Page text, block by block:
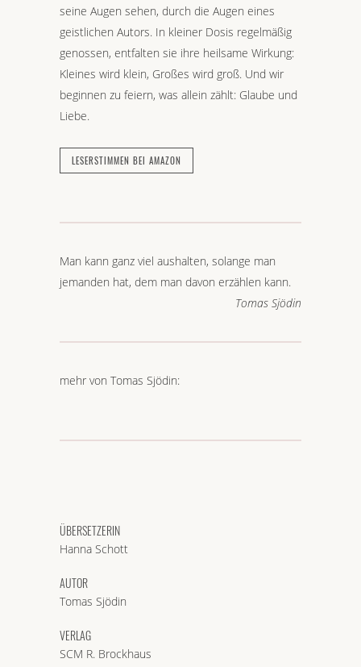
seine Augen sehen, durch die Augen eines
geistlichen Autors. In kleiner Dosis regelmäßig
genossen, entfalten sie ihre heilsame Wirkung:
Kleines wird klein, Großes wird groß. Und wir
beginnen zu feiern, was allein zählt: Glaube und
Liebe.
LESERSTIMMEN BEI AMAZON
Man kann ganz viel aushalten, solange man
jemanden hat, dem man davon erzählen kann.
Tomas Sjödin
mehr von Tomas Sjödin:
ÜBERSETZERIN
Hanna Schott
AUTOR
Tomas Sjödin
VERLAG
SCM R. Brockhaus